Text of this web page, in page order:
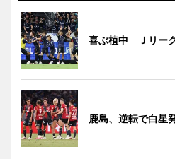
喜ぶ植中 Ｊリー
鹿島、逆転で白